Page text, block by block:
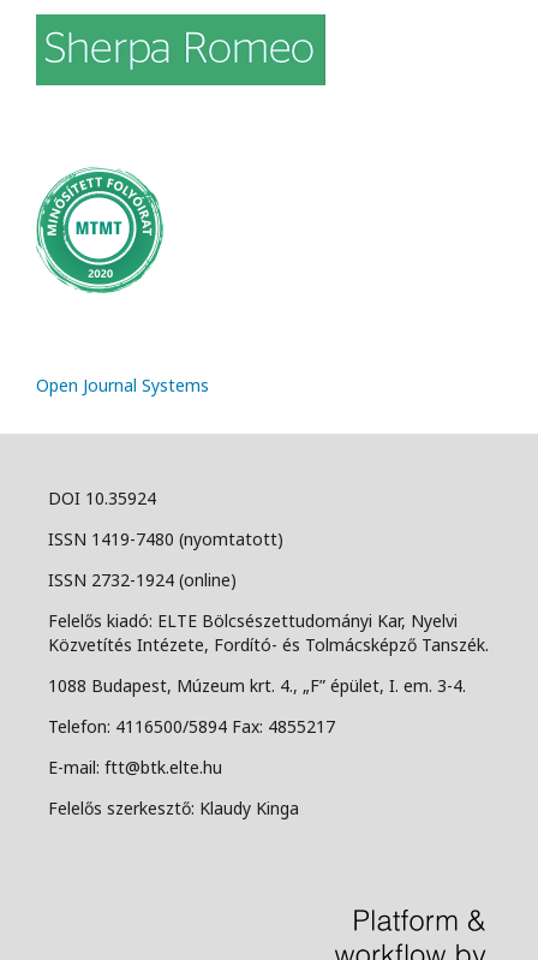
Open Journal Systems
DOI 10.35924
ISSN 1419-7480 (nyomtatott)
ISSN 2732-1924 (online)
Felelős kiadó: ELTE Bölcsészettudományi Kar, Nyelvi
Közvetítés Intézete, Fordító- és Tolmácsképző Tanszék.
1088 Budapest, Múzeum krt. 4., „F” épület, I. em. 3-4.
Telefon: 4116500/5894 Fax: 4855217
E-mail: ftt@btk.elte.hu
Felelős szerkesztő: Klaudy Kinga